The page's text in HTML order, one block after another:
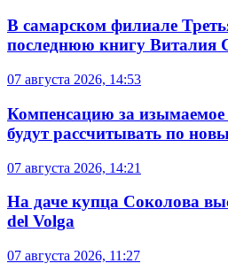
В самарском филиале
последнюю книгу Виталия
07 августа 2026, 14:53
Компенсацию за
будут рассчитывать по
07 августа 2026, 14:21
На даче купца Соколова
del Volga
07 августа 2026, 11:27